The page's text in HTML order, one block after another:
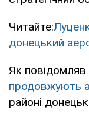
Читайте:
донецький
Як повідомляв
продовжують
районі